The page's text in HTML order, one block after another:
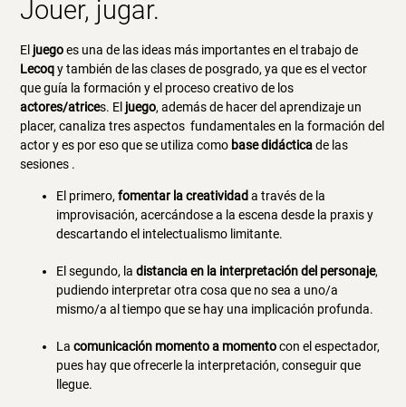
Jouer, jugar.
El juegoes una de las ideas más importantes en el trabajo de
Lecoqy también de las clases de posgrado, ya que es el vector
que guía la formación y el proceso creativo de los
actores/atrices. El juego, además de hacer del aprendizaje un
placer, canaliza tres aspectos fundamentales en la formación del
actor y es por eso que se utiliza como base didácticade las
sesiones .
El primero,fomentar la creatividad a través de la
improvisación, acercándose a la escena desde la praxis y
descartando el intelectualismo limitante.
El segundo, ladistancia en la interpretación del personaje,
pudiendo interpretar otra cosa que no sea a uno/a
mismo/a al tiempo que se hay una implicación profunda.
Lacomunicación momento a momentocon el espectador,
pues hay que ofrecerle la interpretación, conseguir que
llegue.